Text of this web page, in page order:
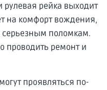
рулевая рейка выходит
на комфорт вождения,
серьезным поломкам.
проводить ремонт и
проявляться по-